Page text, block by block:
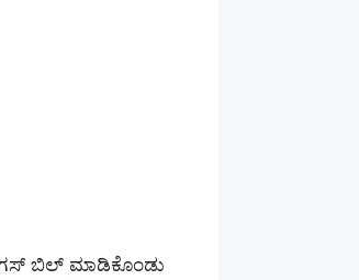
ಬಿಲ್‌ ಮಾಡಿಕೊಂಡು